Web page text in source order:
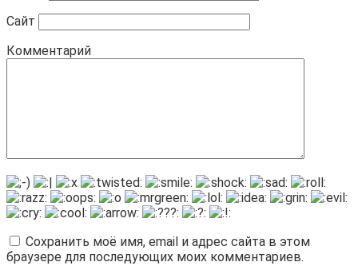
Сайт
Комментарий
Сохранить моё имя, email и адрес сайта в этом
браузере для последующих моих комментариев.